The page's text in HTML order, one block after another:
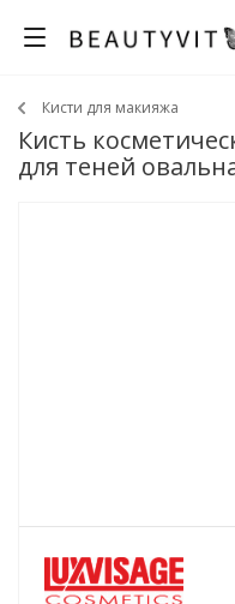
Кисти для макияжа
Кисть
для теней